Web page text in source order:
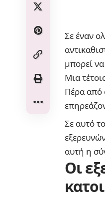
Σε έναν
μπορεί
Μια
Πέρα από
Σε αυτό
αυτή η
Οι